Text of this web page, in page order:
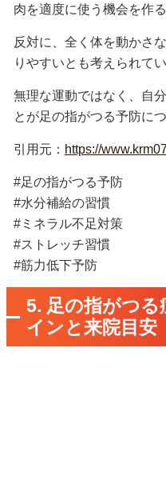
肉を適度に使う機会を作
反対に、全く体を動かさ
りやすいとも考えられてい
無理な運動ではなく、自
とが足の指がつる予防に
引用元： https://
#足の指がつる予防
#水分補給の習慣
#ミネラル不足対策
#ストレッチ習慣
#筋力低下予防
5. 足の指がつる
インと来院目安